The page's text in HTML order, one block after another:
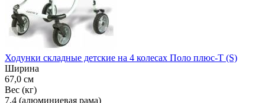
Ходунки складные детские на 4 колесах Поло плюс-Т (S)
Ширина
67,0 см
Вес (кг)
7,4 (алюминиевая рама)